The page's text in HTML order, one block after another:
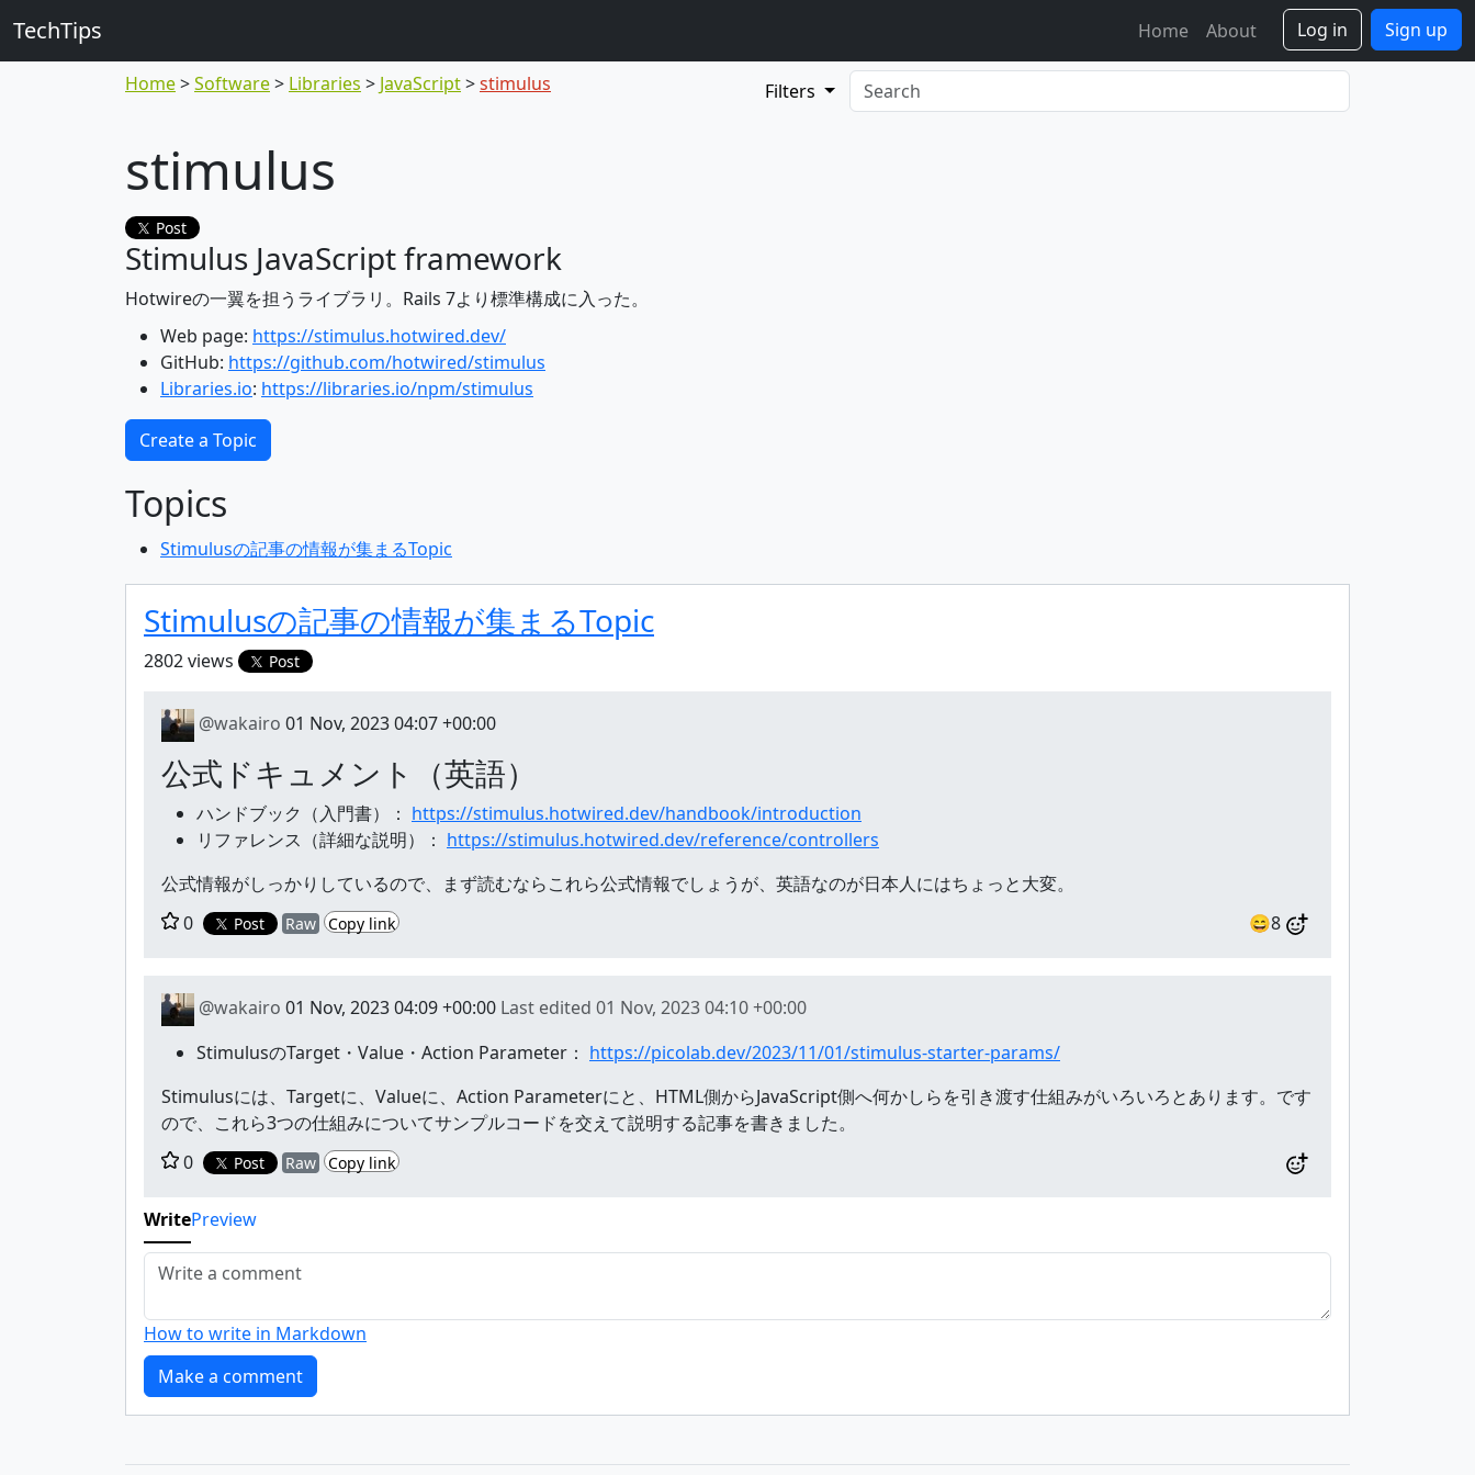
TechTips Home About Log in Sign up
Home Software Libraries JavaScript stimulus Filters
stimulus
Post
Stimulus JavaScript framework
Hotwireの一翼を担うライブラリ。Rails 7より標準構成に入った。
Web page: https://stimulus.hotwired.dev/
GitHub: https://github.com/hotwired/stimulus
Libraries.io: https://libraries.io/npm/stimulus
Create a Topic
Topics
Stimulusの記事の情報が集まるTopic
Stimulusの記事の情報が集まるTopic
2802 views Post
@wakairo 01 Nov, 2023 04:07 +00:00
公式ドキュメント（英語）
ハンドブック（入門書）： https://stimulus.hotwired.dev/handbook/introduction
リファレンス（詳細な説明）： https://stimulus.hotwired.dev/reference/controllers
公式情報がしっかりしているので、まず読むならこれら公式情報でしょうが、英語なのが日本人にはちょっと大変。
0
Post Raw Copy link 😄8
@wakairo 01 Nov, 2023 04:09 +00:00 Last edited 01 Nov, 2023 04:10 +00:00
StimulusのTarget・Value・Action Parameter： https://picolab.dev/2023/11/01/stimulus-starter-params/
Stimulusには、Targetに、Valueに、Action Parameterにと、HTML側からJavaScript側へ何かしらを引き渡す仕組みがいろいろとあります。です
ので、これら3つの仕組みについてサンプルコードを交えて説明する記事を書きました。
0
Post Raw Copy link
WritePreview
How to write in Markdown